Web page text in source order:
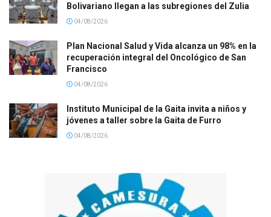
Bolivariano llegan a las subregiones del Zulia
04/08/2026
Plan Nacional Salud y Vida alcanza un 98% en la
recuperación integral del Oncológico de San
Francisco
04/08/2026
Instituto Municipal de la Gaita invita a niños y
jóvenes a taller sobre la Gaita de Furro
04/08/2026